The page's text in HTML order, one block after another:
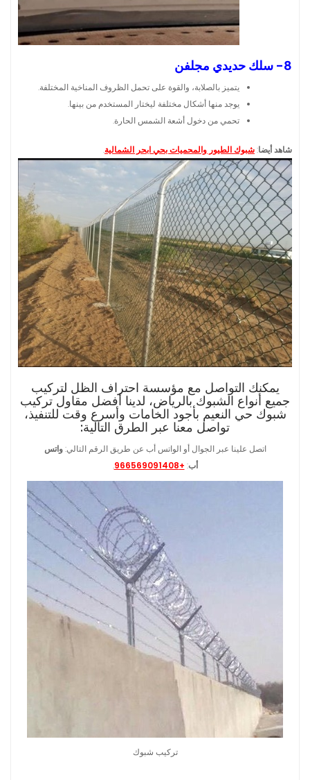
8- سلك حديدي مجلفن
يتميز بالصلابة، والقوة على تحمل الظروف المناخية المختلفة.
يوجد منها أشكال مختلفة ليختار المستخدم من بينها.
تحمي من دخول أشعة الشمس الحارة.
شاهد أيضا:شبوك الطيور والمحميات بحي ابحر الشمالية.
يمكنك التواصل مع مؤسسة احتراف الظل لتركيب
جميع أنواع الشبوك بالرياض، لدينا أفضل مقاول تركيب
شبوك حي النعيم بأجود الخامات وأسرع وقت للتنفيذ،
تواصل معنا عبر الطرق التالية:
اتصل علينا عبر الجوال أو الواتس أب عن طريق الرقم التالي:واتس
أب:
+966569091408
.
تركيب شبوك